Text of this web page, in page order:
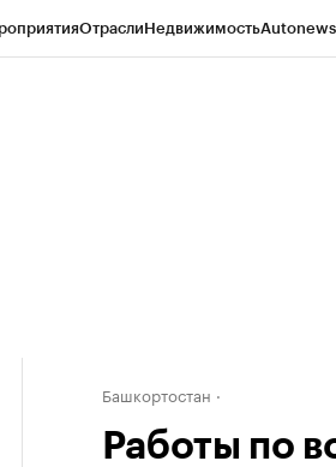
ОтраслиНедвижимостьAutonews
Башкортостан
Работы по